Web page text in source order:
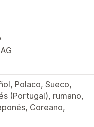
Polaco, Sueco,
(Portugal), rumano,
Coreano,